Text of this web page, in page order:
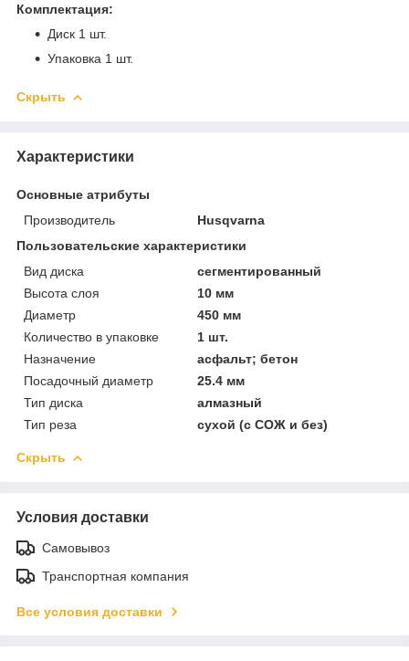
Комплектация:
Диск 1 шт.
Упаковка 1 шт.
Скрыть
Характеристики
Основные атрибуты
Производитель
Husqvarna
Пользовательские характеристики
Вид диска
сегментированный
Высота слоя
10 мм
Диаметр
450 мм
Количество в упаковке
1 шт.
Назначение
асфальт; бетон
Посадочный диаметр
25.4 мм
Тип диска
алмазный
Тип реза
сухой (с СОЖ и без)
Скрыть
Условия доставки
Самовывоз
Транспортная компания
Все условия доставки